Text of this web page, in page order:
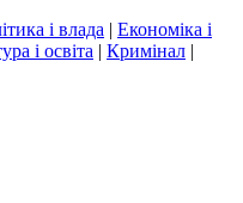
і влада | Економіка і
і освіта | Кримінал |